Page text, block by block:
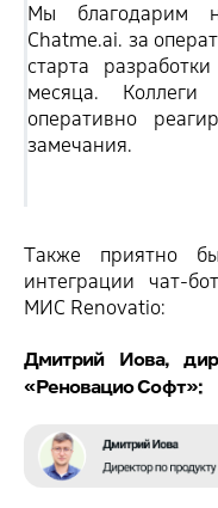
Мы благодарим
Chatme.ai. за
старта
месяца.
оперативно
замечания.
Также приятно
интеграции чат-
МИС Renovatio:
Дмитрий Иова,
«Реновацио Софт»: